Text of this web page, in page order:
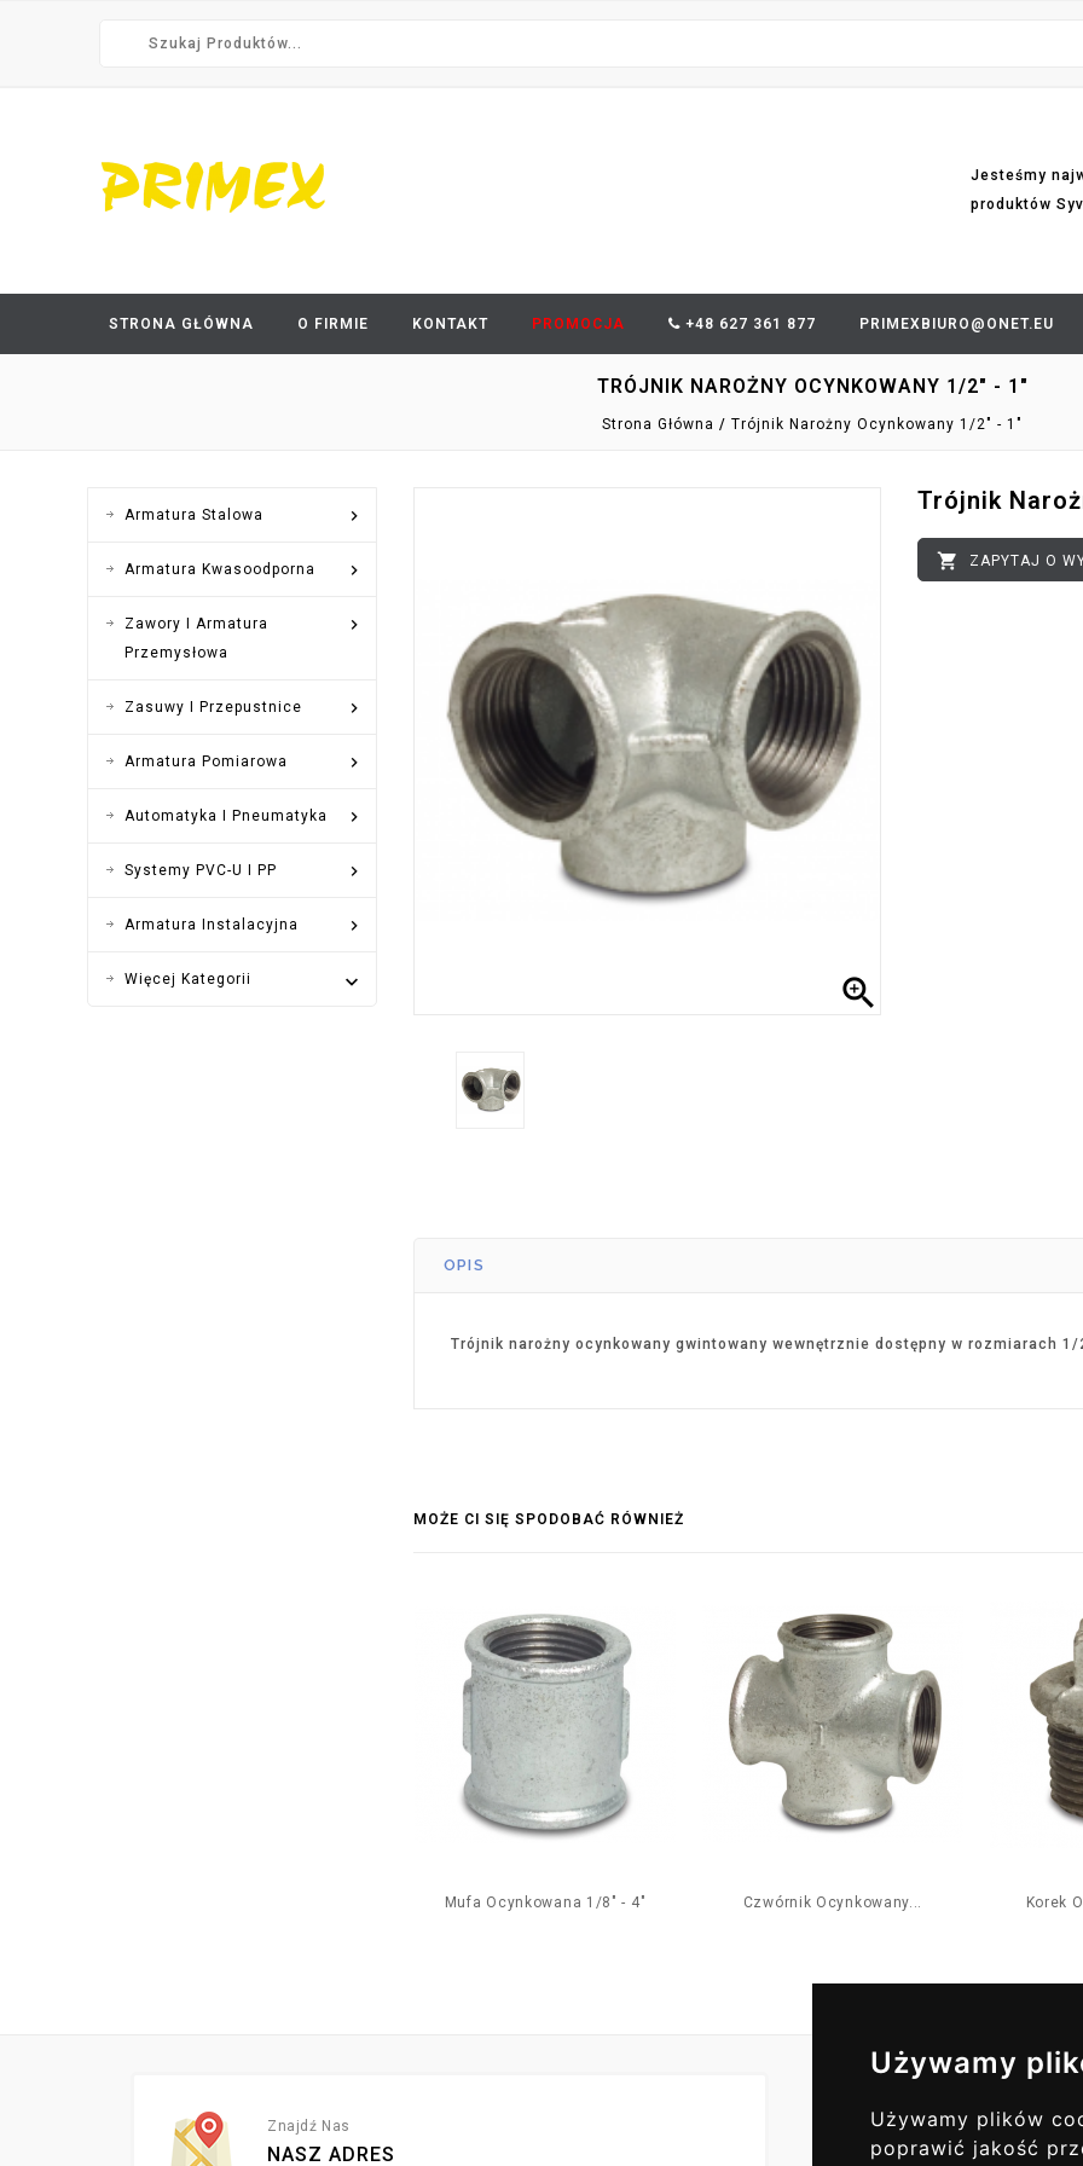
Używamy
Używamy plików
poprawić jakość
Jesteśmy
produktów
STRONA GŁÓWNA O FIRMIE KONTAKT PROMOCJA +48 627 361 877 PRIMEXBIURO@ONET.EU
TRÓJNIK NAROŻNY OCYNKOWANY 1/2" - 1"
Strona Główna Trójnik Narożny Ocynkowany 1/2" - 1"

Armatura Stalowa

Armatura Kwasoodporna

Zawory I Armatura
Przemysłowa

Zasuwy I Przepustnice

Armatura Pomiarowa

Automatyka I Pneumatyka

Systemy PVC-U I PP

Armatura Instalacyjna
Więcej Kategorii  
Trójnik
 ZAPYTAJ O
OPIS
Trójnik narożny ocynkowany gwintowany wewnętrznie dostępny w rozmiarach
MOŻE CI SIĘ SPODOBAĆ RÓWNIEŻ
Mufa Ocynkowana 1/8" - 4" Czwórnik Ocynkowany... Korek
Znajdź Nas
NASZ ADRES
Codzienne
ZAPISZ